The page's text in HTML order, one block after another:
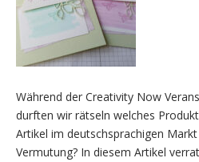
Während der Creativity Now
durften wir rätseln welches
Artikel im deutschsprachigen
Vermutung? In diesem Artikel